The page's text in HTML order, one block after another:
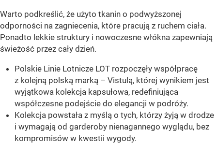
Warto podkreślić, że użyto tkanin o podwyższonej
odporności na zagniecenia, które pracują z ruchem ciała.
Ponadto lekkie struktury i nowoczesne włókna zapewniają
świeżość przez cały dzień.
Polskie Linie Lotnicze LOT rozpoczęły współpracę
z kolejną polską marką – Vistulą, której wynikiem jest
wyjątkowa kolekcja kapsułowa, redefiniująca
współczesne podejście do elegancji w podróży.
Kolekcja powstała z myślą o tych, którzy żyją w drodze
i wymagają od garderoby nienagannego wyglądu, bez
kompromisów w kwestii wygody.